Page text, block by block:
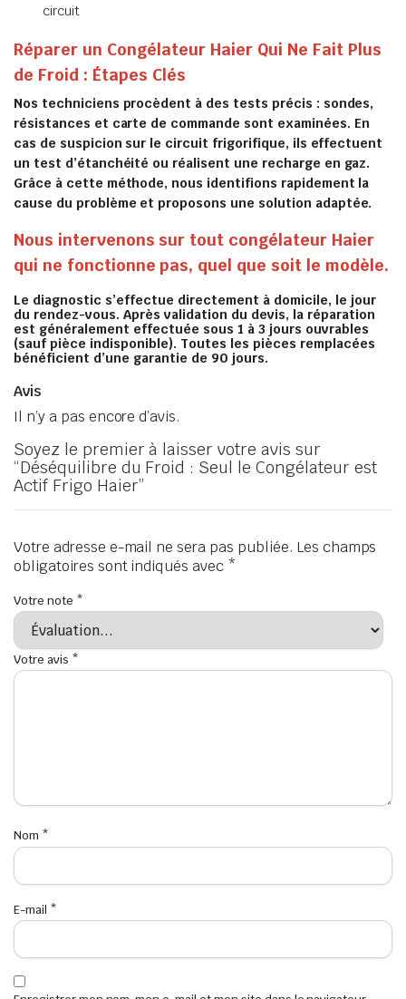
circuit
Réparer un Congélateur Haier Qui Ne Fait Plus
de Froid : Étapes Clés
Nos techniciens procèdent à des tests précis : sondes,
résistances et carte de commande sont examinées. En
cas de suspicion sur le circuit frigorifique, ils effectuent
un test d’étanchéité ou réalisent une recharge en gaz.
Grâce à cette méthode, nous identifions rapidement la
cause du problème et proposons une solution adaptée.
Nous intervenons sur tout congélateur Haier
qui ne fonctionne pas, quel que soit le modèle.
Le diagnostic s’effectue directement à domicile, le jour
du rendez-vous. Après validation du devis, la réparation
est généralement effectuée sous 1 à 3 jours ouvrables
(sauf pièce indisponible). Toutes les pièces remplacées
bénéficient d’une garantie de 90 jours.
Avis
Il n’y a pas encore d’avis.
Soyez le premier à laisser votre avis sur
“Déséquilibre du Froid : Seul le Congélateur est
Actif Frigo Haier”
Votre adresse e-mail ne sera pas publiée. Les champs
obligatoires sont indiqués avec *
Votre note *
Votre avis *
Nom *
E-mail *